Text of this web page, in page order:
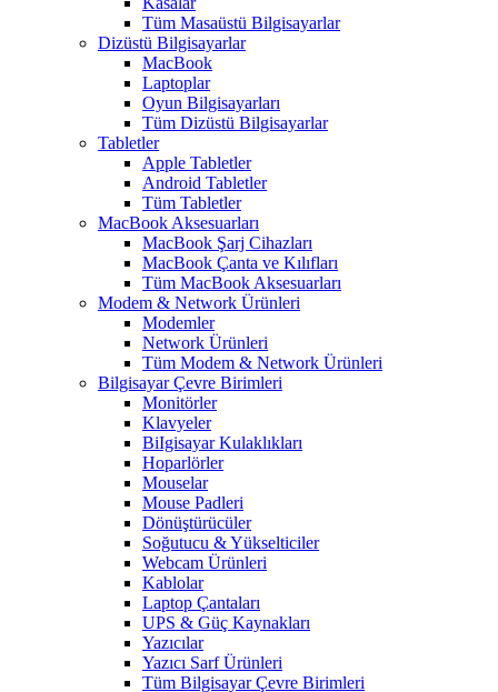
Tüm Masaüstü Bilgisayarlar
Dizüstü Bilgisayarlar
MacBook
Laptoplar
Oyun Bilgisayarları
Tüm Dizüstü Bilgisayarlar
Tabletler
Apple Tabletler
Android Tabletler
Tüm Tabletler
MacBook Aksesuarları
MacBook Şarj Cihazları
MacBook Çanta ve Kılıfları
Tüm MacBook Aksesuarları
Modem & Network Ürünleri
Modemler
Network Ürünleri
Tüm Modem & Network Ürünleri
Bilgisayar Çevre Birimleri
Monitörler
Klavyeler
BiIgisayar Kulaklıkları
Hoparlörler
Mouselar
Mouse Padleri
Dönüştürücüler
Soğutucu & Yükselticiler
Webcam Ürünleri
Kablolar
Laptop Çantaları
UPS & Güç Kaynakları
Yazıcılar
Yazıcı Sarf Ürünleri
Tüm Bilgisayar Çevre Birimleri